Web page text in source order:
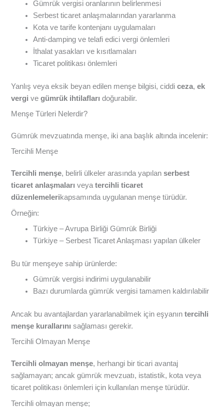
Gümrük vergisi oranlarının belirlenmesi
Serbest ticaret anlaşmalarından yararlanma
Kota ve tarife kontenjanı uygulamaları
Anti-damping ve telafi edici vergi önlemleri
İthalat yasakları ve kısıtlamaları
Ticaret politikası önlemleri
Yanlış veya eksik beyan edilen menşe bilgisi, ciddiceza,ek
vergi vegümrük ihtilafları doğurabilir.
Menşe Türleri Nelerdir?
Gümrük mevzuatında menşe, iki ana başlık altında incelenir:
Tercihli Menşe
Tercihli menşe, belirli ülkeler arasında yapılanserbest
ticaret anlaşmaları veyatercihli ticaret
düzenlemelerikapsamında uygulanan menşe türüdür.
Örneğin:
Türkiye – Avrupa Birliği Gümrük Birliği
Türkiye – Serbest Ticaret Anlaşması yapılan ülkeler
Bu tür menşeye sahip ürünlerde:
Gümrük vergisi indirimi uygulanabilir
Bazı durumlarda gümrük vergisi tamamen kaldırılabilir
Ancak bu avantajlardan yararlanabilmek için eşyanıntercihli
menşe kurallarını sağlaması gerekir.
Tercihli Olmayan Menşe
Tercihli olmayan menşe, herhangi bir ticari avantaj
sağlamayan; ancak gümrük mevzuatı, istatistik, kota veya
ticaret politikası önlemleri için kullanılan menşe türüdür.
Tercihli olmayan menşe;